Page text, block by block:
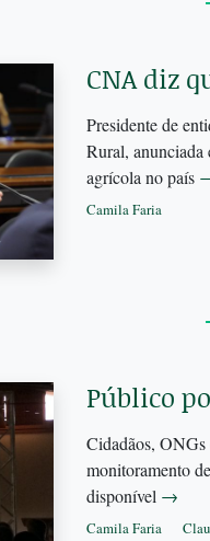
CNA diz
Presidente de
Rural, anunciada
agrícola no país
Camila Faria
Público
Cidadãos, ONGs
monitoramento
disponível →
Camila Faria